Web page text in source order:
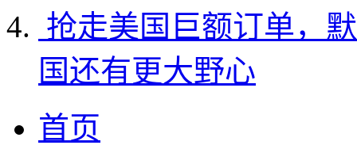
抢走美国巨额订单，
国还有更大野心
首页